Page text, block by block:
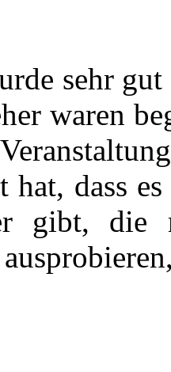
sehr
waren
hat, dass
gibt, die